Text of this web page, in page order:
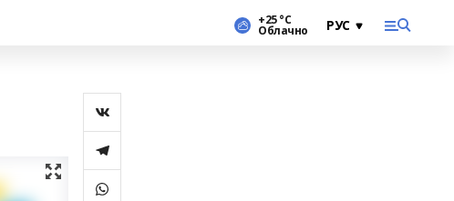
+25 °С
Облачно